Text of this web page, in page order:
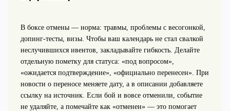
В боксе отмены — норма: травмы, проблемы с весогонкой,
допинг‑тесты, визы. Чтобы ваш календарь не стал свалкой
неслучившихся ивентов, закладывайте гибкость. Делайте
отдельную пометку для статуса: «под вопросом»,
«ожидается подтверждение», «официально перенесен». При
новости о переносе меняете дату, а в описании добавляете
ссылку на источник. Если бой и вовсе отменили, событие
не удаляйте, а помечайте как «отменен» — это помогает